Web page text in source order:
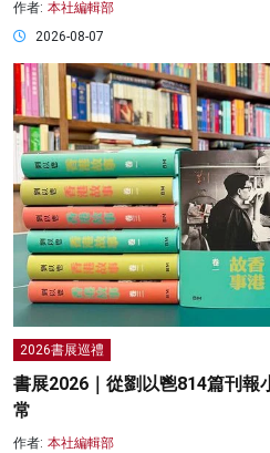
作者: 本社編輯部
2026-08-07
2026書展巡禮
書展2026｜從劉以鬯814篇刊報
常
作者: 本社編輯部